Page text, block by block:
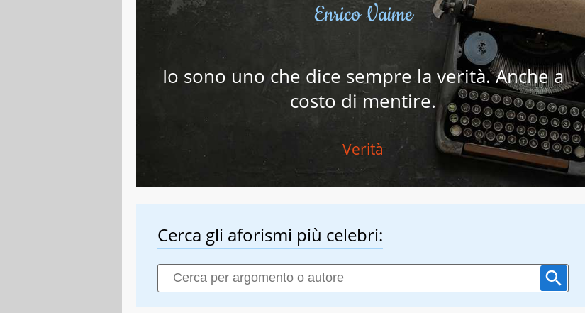
Enrico Vaime
Io sono uno che dice sempre la verità. Anche a
costo di mentire.
Verità
Cerca gli aforismi più celebri: